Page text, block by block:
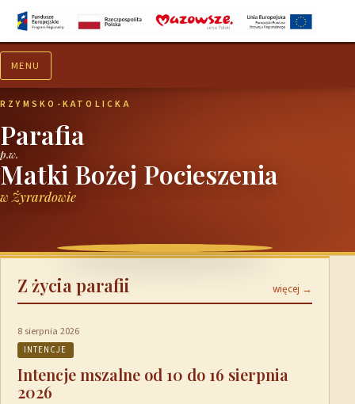
MENU
RZYMSKO-KATOLICKA
Parafia
p.w.
Matki Bożej Pocieszenia
w Żyrardowie
Z życia parafii więcej →
8 sierpnia 2026
INTENCJE
Intencje mszalne od 10 do 16 sierpnia
2026